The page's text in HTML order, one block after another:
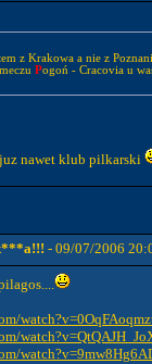
z Krakowa a nie z
Pogoń - Cracovia u
nawet klub pilkarski
- 09/07/2006